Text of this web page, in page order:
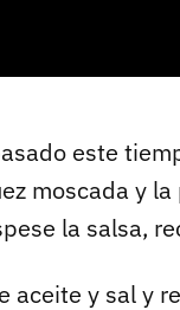
este
moscada y
la salsa,
aceite y sal y